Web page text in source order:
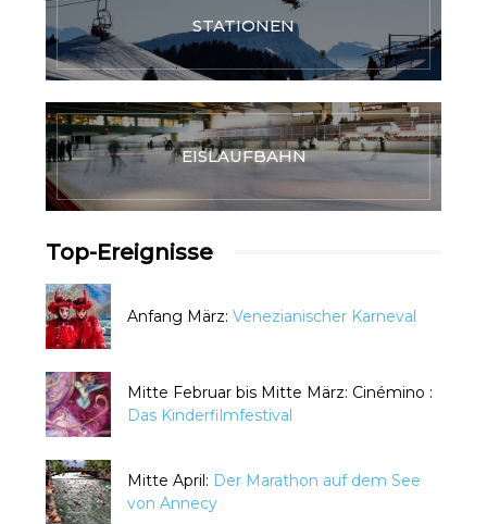
STATIONEN
EISLAUFBAHN
Top-Ereignisse
Anfang März: Venezianischer Karneval
Mitte Februar bis Mitte März: Cinémino :
Das Kinderfilmfestival
Mitte April: Der Marathon auf dem See
von Annecy